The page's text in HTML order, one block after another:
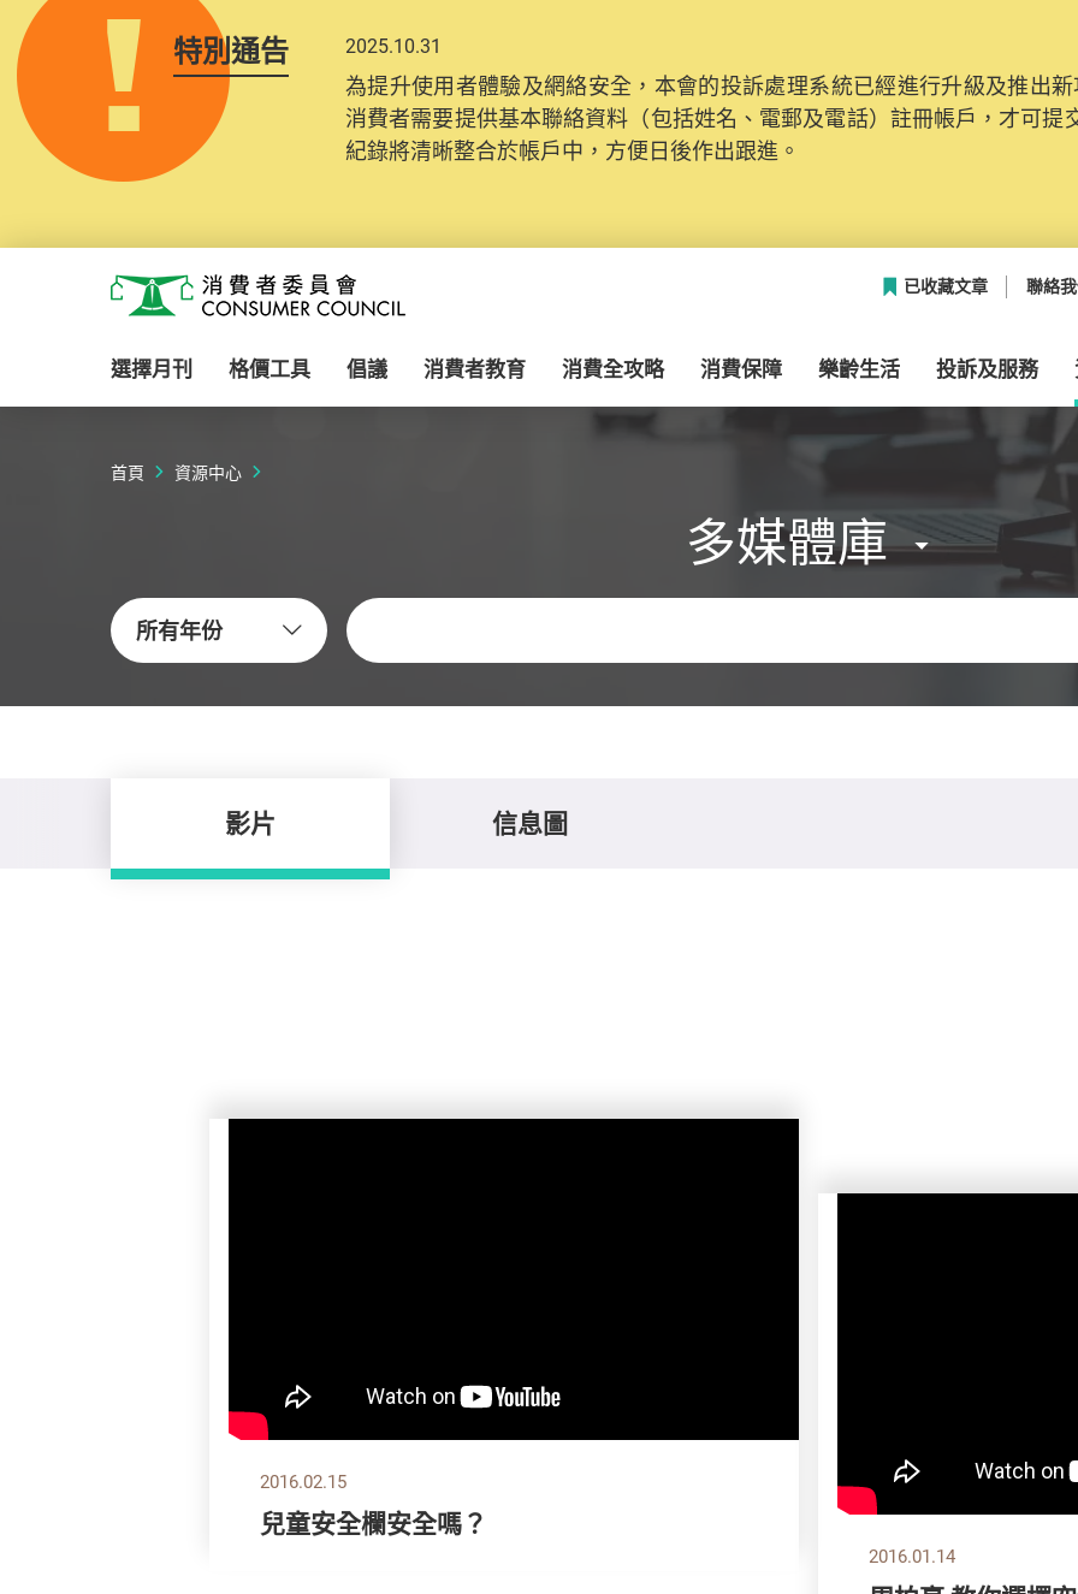
特別通告 2025.10.31
為提升使用者體驗及網絡安全，本會的投訴處理系統已經進行升級及推出
消費者需要提供基本聯絡資料（包括姓名、電郵及電話）註冊帳戶，才可提
紀錄將清晰整合於帳戶中，方便日後作出跟進。
消費者委員會
已收藏文章 聯絡
選擇月刊 格價工具 倡議 消費者教育 消費全攻略 消費保障 樂齡生活 投訴及服務
首頁 資源中心
多媒體庫
所有年份
關鍵字
影片 信息圖
2016.02.15
兒童安全欄安全嗎？
2016.01.14